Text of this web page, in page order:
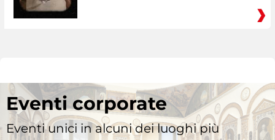
Eventi corporate
Eventi unici in alcuni dei luoghi più